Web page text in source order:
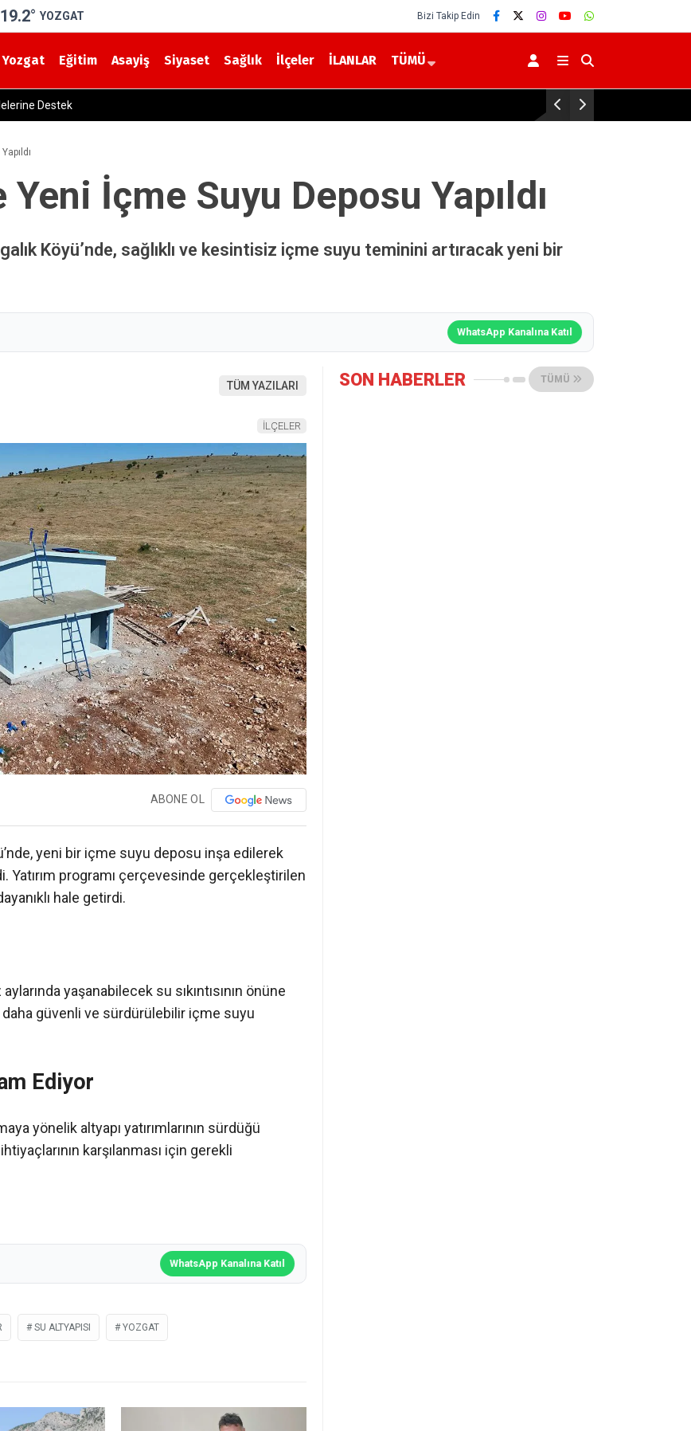
19.2° YOZGAT Bizi Takip Edin
Yozgat Eğitim Asayiş Siyaset Sağlık İlçeler İLANLAR TÜMÜ
Müdürü Dr. Candaş Tan’dan Emzirme Haftası Mesajı: “Bir Damla Anne Sütü, Bir Ömür Sağlık”
Yeni İçme Suyu Deposu Yapıldı
Köyü’nde, sağlıklı ve kesintisiz içme suyu teminini artıracak yeni bir
WhatsApp Kanalına Katıl
TÜM YAZILARI
İLÇELER
ABONE OL
yeni bir içme suyu deposu inşa edilerek
Yatırım programı çerçevesinde gerçekleştirilen
hale getirdi.
yaşanabilecek su sıkıntısının önüne
güvenli ve sürdürülebilir içme suyu
Ediyor
yönelik altyapı yatırımlarının sürdüğü
karşılanması için gerekli
WhatsApp Kanalına Katıl
SU ALTYAPISI YOZGAT
SON HABERLER TÜMÜ